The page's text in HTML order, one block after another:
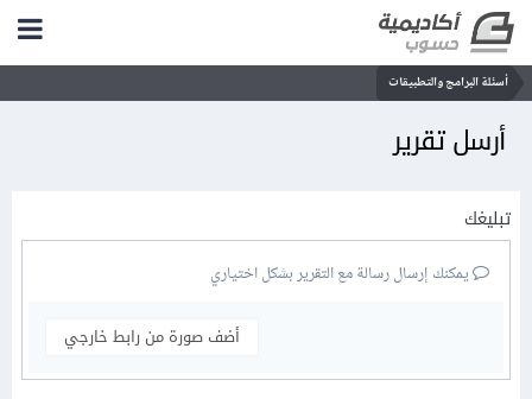
أسئلة البرامج والتطبيقات
أرسل تقرير
تبليغك
يمكنك إرسال رسالة مع التقرير بشكل اختياري
أضف صورة من رابط خارجي